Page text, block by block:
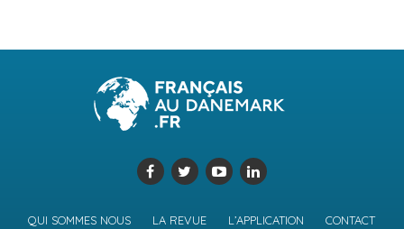
QUI SOMMES NOUS LA REVUE L’APPLICATION
CONTACT